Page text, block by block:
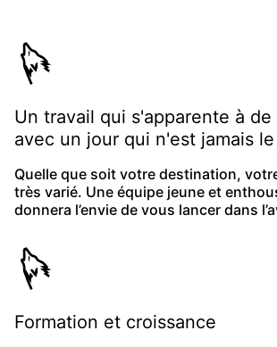
Un travail qui s'apparente à
avec un jour qui n'est jamais
Quelle que soit votre destination,
très varié. Une équipe jeune et
donnera l’envie de vous lancer dans
Formation et croissance